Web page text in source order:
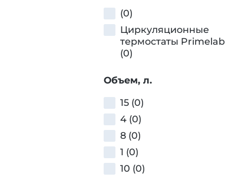
(0)
Циркуляционные
термостаты Primelab
(0)
Объем, л.
15 (0)
4 (0)
8 (0)
1 (0)
10 (0)